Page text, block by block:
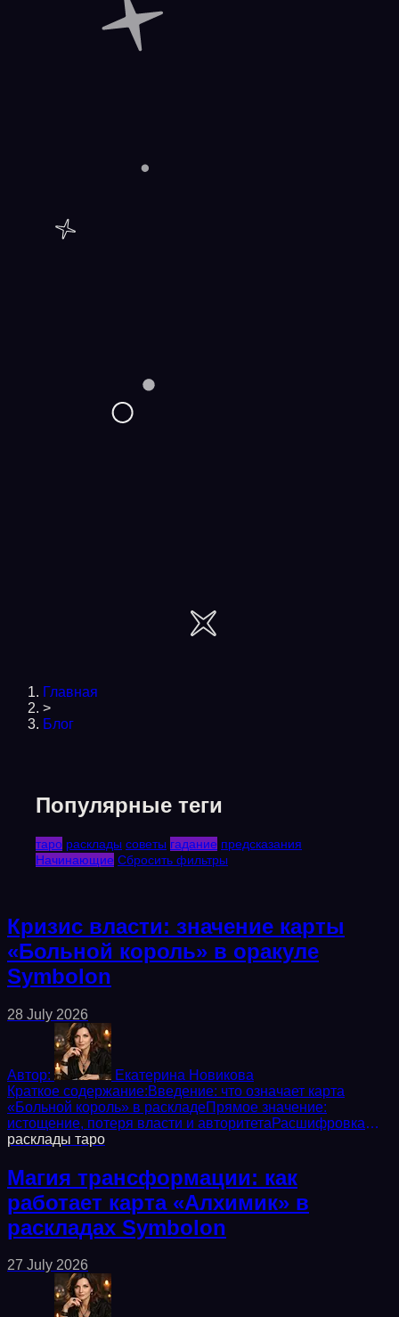
Главная
>
Блог
Популярные теги
таро расклады советы гадание предсказания
Начинающие Сбросить фильтры
Кризис власти: значение карты
«Больной король» в оракуле
Symbolon
28 July 2026
Автор:
Екатерина Новикова
Краткое содержание:Введение: что означает карта
«Больной король» в раскладеПрямое значение:
истощение, потеря власти и авторитетаРасшифровка
символов: корона набекрень, пустой трон, увядший...
расклады таро
Магия трансформации: как
работает карта «Алхимик» в
раскладах Symbolon
27 July 2026